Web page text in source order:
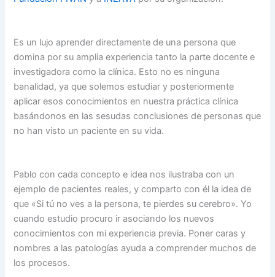
Es un lujo aprender directamente de una persona que
domina por su amplia experiencia tanto la parte docente e
investigadora como la clínica. Esto no es ninguna
banalidad, ya que solemos estudiar y posteriormente
aplicar esos conocimientos en nuestra práctica clínica
basándonos en las sesudas conclusiones de personas que
no han visto un paciente en su vida.
Pablo con cada concepto e idea nos ilustraba con un
ejemplo de pacientes reales, y comparto con él la idea de
que «Si tú no ves a la persona, te pierdes su cerebro». Yo
cuando estudio procuro ir asociando los nuevos
conocimientos con mi experiencia previa. Poner caras y
nombres a las patologías ayuda a comprender muchos de
los procesos.